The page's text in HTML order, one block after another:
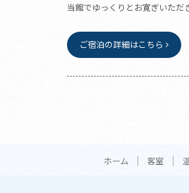
当館でゆっくりとお寛ぎいただ
ご宿泊の詳細はこちら
ホーム 客室